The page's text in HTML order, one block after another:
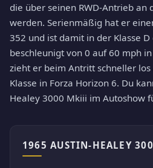
die über seinen RWD-Antrieb an
werden. Serienmäßig hat er
352 und ist damit in der Klasse
beschleunigt von 0 auf 60 mph
zieht er beim Antritt schneller
Klasse in Forza Horizon 6. Du
Healey 3000 Mkiii im Autoshow
1965 AUSTIN-HEALEY